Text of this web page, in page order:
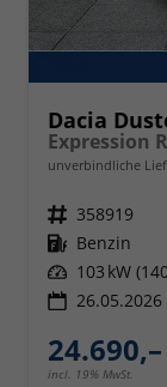
Dacia
Expression
unverbindliche
Fahrzeugnr. 358919
Kraftstoff Benzin
Leistung 103 kW
26.05.2026
incl. 19% MwSt.